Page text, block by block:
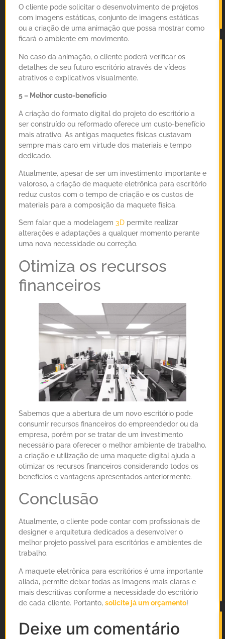
O cliente pode solicitar o desenvolvimento de projetos
com imagens estáticas, conjunto de imagens estáticas
ou a criação de uma animação que possa mostrar como
ficará o ambiente em movimento.
No caso da animação, o cliente poderá verificar os
detalhes de seu futuro escritório através de vídeos
atrativos e explicativos visualmente.
5 – Melhor custo-benefício
A criação do formato digital do projeto do escritório a
ser construído ou reformado oferece um custo-benefício
mais atrativo. As antigas maquetes físicas custavam
sempre mais caro em virtude dos materiais e tempo
dedicado.
Atualmente, apesar de ser um investimento importante e
valoroso, a criação de maquete eletrônica para escritório
reduz custos com o tempo de criação e os custos de
materiais para a composição da maquete física.
Sem falar que a modelagem 3D permite realizar
alterações e adaptações a qualquer momento perante
uma nova necessidade ou correção.
Otimiza os recursos
financeiros
Sabemos que a abertura de um novo escritório pode
consumir recursos financeiros do empreendedor ou da
empresa, porém por se tratar de um investimento
necessário para oferecer o melhor ambiente de trabalho,
a criação e utilização de uma maquete digital ajuda a
otimizar os recursos financeiros considerando todos os
benefícios e vantagens apresentados anteriormente.
Conclusão
Atualmente, o cliente pode contar com profissionais de
designer e arquitetura dedicados a desenvolver o
melhor projeto possível para escritórios e ambientes de
trabalho.
A maquete eletrônica para escritórios é uma importante
aliada, permite deixar todas as imagens mais claras e
mais descritivas conforme a necessidade do escritório
de cada cliente. Portanto, solicite já um orçamento!
Deixe um comentário